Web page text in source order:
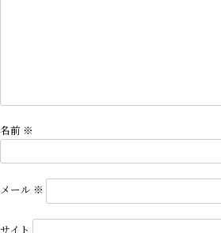
名前 ※
メール ※
サイト